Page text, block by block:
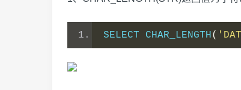
SELECT CHAR_LENGTH(